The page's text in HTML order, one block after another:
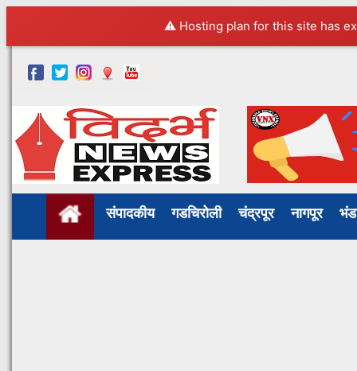
⚠️ Hosting plan for this site has
संपादकीय गडचिरोली चंद्रपूर नागपूर